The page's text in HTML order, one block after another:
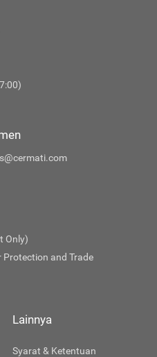
Only)
Protection and Trade
Lainnya
Syarat & Ketentuan